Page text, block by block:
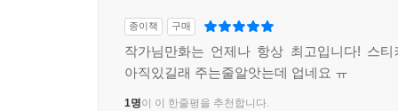
종이책 구매
작가님만화는 언제나 항상 최고입니다! 스티
아직있길래 주는줄알앗는데 업네요 ㅠ
1명이 이 한줄평을 추천합니다.